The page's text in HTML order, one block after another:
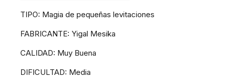
TIPO: Magia de pequeñas levitaciones
FABRICANTE: Yigal Mesika
CALIDAD: Muy Buena
DIFICULTAD: Media